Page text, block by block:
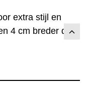
extra stijl en
4 cm breder dan